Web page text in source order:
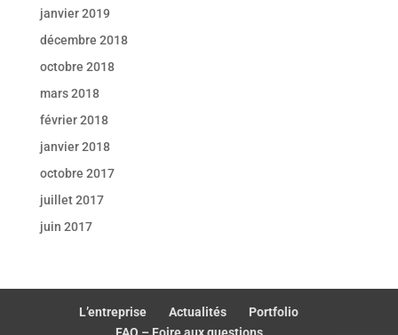
janvier 2019
décembre 2018
octobre 2018
mars 2018
février 2018
janvier 2018
octobre 2017
juillet 2017
juin 2017
L’entreprise Actualités
Portfolio